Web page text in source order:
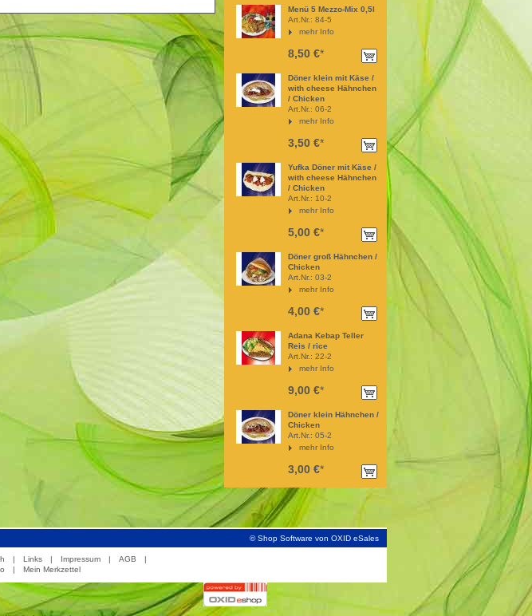
Menü 5 Mezzo-Mix 0,5l
Art.Nr.: 84-5
mehr Info
8,50 €*
Döner klein mit Käse /
with cheese Hähnchen
/ Chicken
Art.Nr.: 06-2
mehr Info
3,50 €*
Yufka Döner mit Käse /
with cheese Hähnchen
/ Chicken
Art.Nr.: 10-2
mehr Info
5,00 €*
Döner groß Hähnchen /
Chicken
Art.Nr.: 03-2
mehr Info
4,00 €*
Adana Kebap Teller
Reis / rice
Art.Nr.: 22-2
mehr Info
9,00 €*
Döner klein Hähnchen /
Chicken
Art.Nr.: 05-2
mehr Info
3,00 €*
©Shop Software von OXID eSales
Links Impressum AGB
Mein Merkzettel